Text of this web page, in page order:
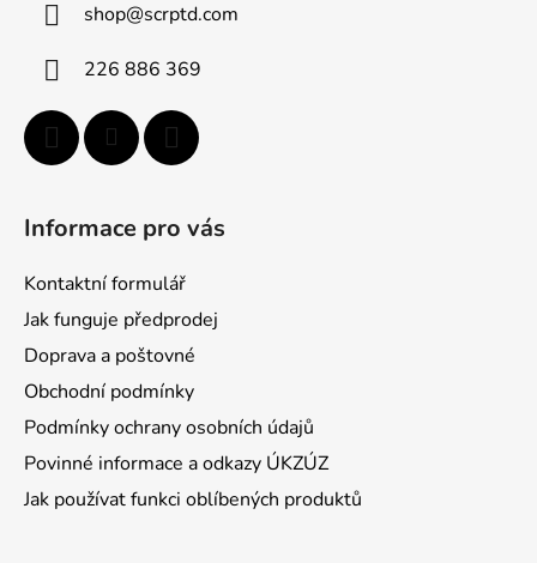
shop@scrptd.com
226 886 369
Informace pro vás
Kontaktní formulář
Jak funguje předprodej
Doprava a poštovné
Obchodní podmínky
Podmínky ochrany osobních údajů
Povinné informace a odkazy ÚKZÚZ
Jak používat funkci oblíbených produktů